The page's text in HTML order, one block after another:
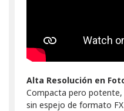
Alta Resolución en
Compacta pero potente,
sin espejo de formato